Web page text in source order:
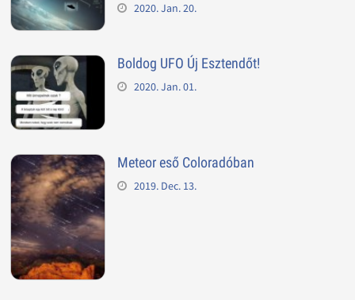
2020. Jan. 20.
Boldog UFO Új Esztendőt!
2020. Jan. 01.
Meteor eső Coloradóban
2019. Dec. 13.